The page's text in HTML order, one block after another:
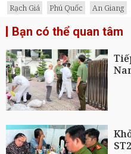
Rạch Giá
Phú Quốc An Giang
Bạn có thể quan tâm